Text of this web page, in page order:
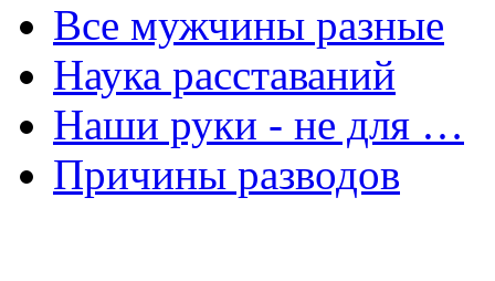
Все мужчины разные
Наука расставаний
Наши руки - не для …
Причины разводов